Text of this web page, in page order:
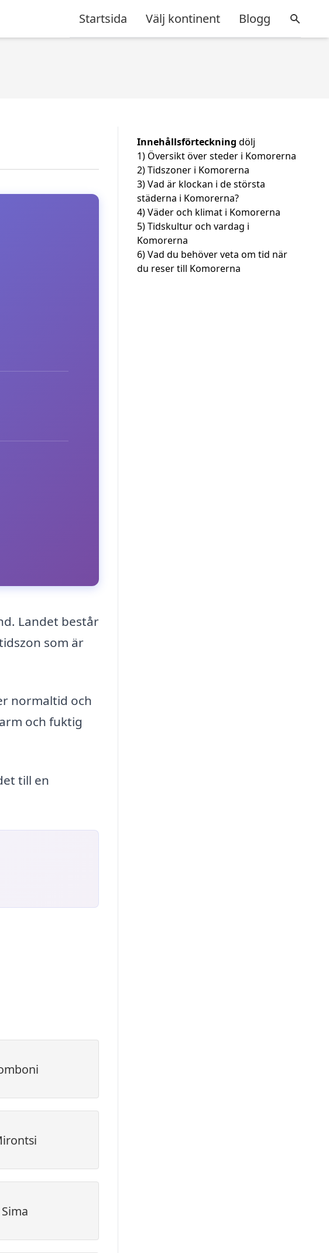
Startsida Välj kontinent Blogg
Landet består
som är
normaltid och
och fuktig
till en
Sima
Innehållsförteckning dölj
1) Översikt över steder i Komorerna
2)Tidszoner i Komorerna
3)Vad är klockan i de största
städerna i Komorerna?
4)Väder och klimat i Komorerna
5)Tidskultur och vardag i
Komorerna
6)Vad du behöver veta om tid när
du reser till Komorerna